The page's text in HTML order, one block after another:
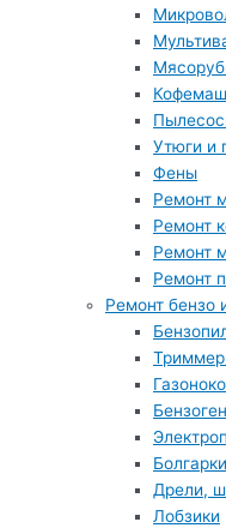
Утюги и
Фены
Ремонт
Ремонт
Ремонт
Ремонт
Ремонт бензо
Дрели,
Лобзики